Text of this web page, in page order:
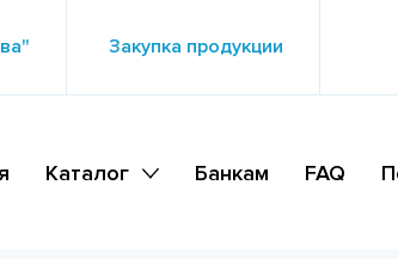
Закупка продукции
Каталог Банкам FAQ